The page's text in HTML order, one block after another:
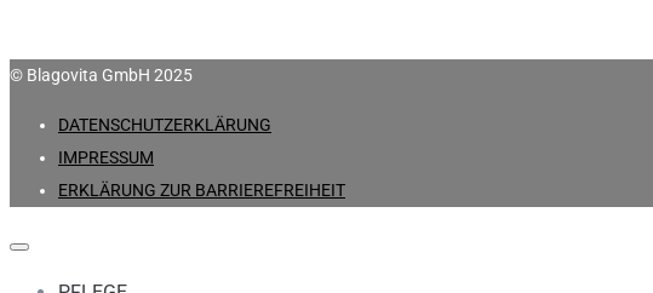
© Blagovita GmbH 2025
DATENSCHUTZERKLÄRUNG
IMPRESSUM
ERKLÄRUNG ZUR BARRIEREFREIHEIT